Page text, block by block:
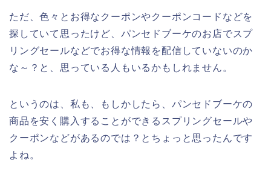
ただ、色々とお得なクーポンやクーポンコードなどを
探していて思ったけど、パンセドブーケのお店でスプ
リングセールなどでお得な情報を配信していないのか
な～？と、思っている人もいるかもしれません。
というのは、私も、もしかしたら、パンセドブーケの
商品を安く購入することができるスプリングセールや
クーポンなどがあるのでは？とちょっと思ったんです
よね。